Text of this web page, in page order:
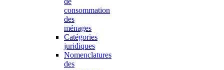
consommation
des
ménages
Catégories
juridiques
Nomenclatures
des